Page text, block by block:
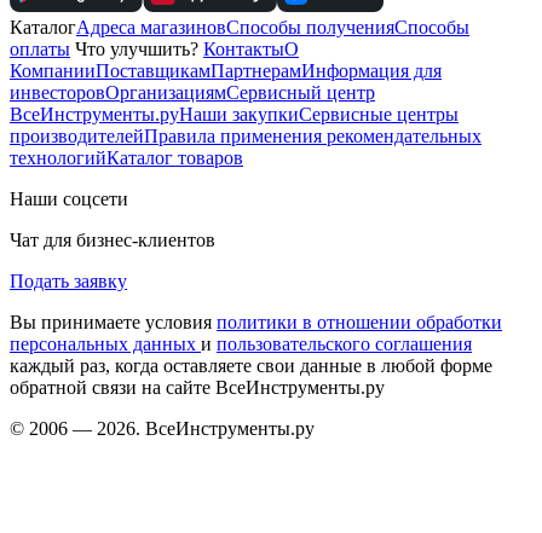
КаталогАдреса магазиновСпособы полученияСпособы
оплаты Что улучшить? КонтактыО
КомпанииПоставщикамПартнерамИнформация для
инвесторовОрганизациямСервисный центр
ВсеИнструменты.руНаши закупкиСервисные центры
производителейПравила применения рекомендательных
технологийКаталог товаров
Наши соцсети
Чат для бизнес-клиентов
Подать заявку
Вы принимаете условия политики в отношении обработки
персональных данных и пользовательского соглашения
каждый раз, когда оставляете свои данные в любой форме
обратной связи на сайте ВсеИнструменты.ру
© 2006 — 2026. ВсеИнструменты.ру